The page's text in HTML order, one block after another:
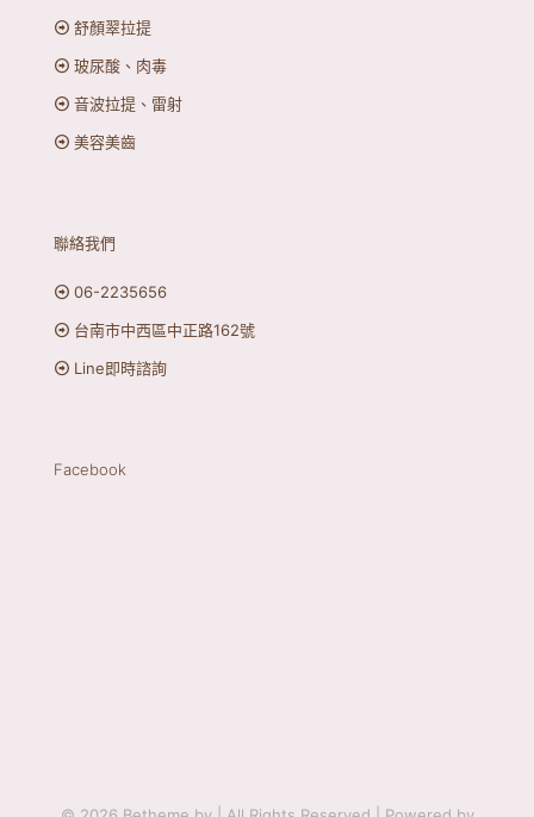
舒顏翠拉提
玻尿酸、肉毒
音波拉提、雷射
美容美齒
聯絡我們
06-2235656
台南市中西區中正路162號
Line即時諮詢
Facebook